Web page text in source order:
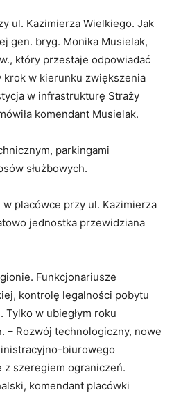
ul. Kazimierza Wielkiego. Jak
gen. bryg. Monika Musielak,
który przestaje odpowiadać
krok w kierunku zwiększenia
w infrastrukturę Straży
komendant Musielak.
parkingami
służbowych.
placówce przy ul. Kazimierza
jednostka przewidziana
Funkcjonariusze
kontrolę legalności pobytu
w ubiegłym roku
– Rozwój technologiczny, nowe
biurowego
z szeregiem ograniczeń.
komendant placówki